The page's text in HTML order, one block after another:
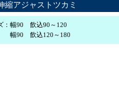
縮アジャストツカミ
：幅90 飲込90～120
飲込120～180